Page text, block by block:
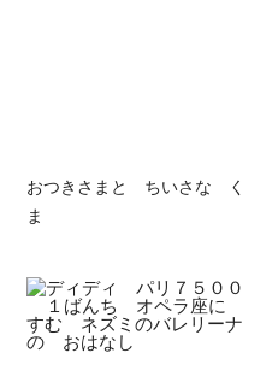
おつきさまと ちいさな く
ま